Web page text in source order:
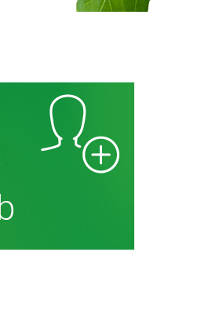
Več o izdelku